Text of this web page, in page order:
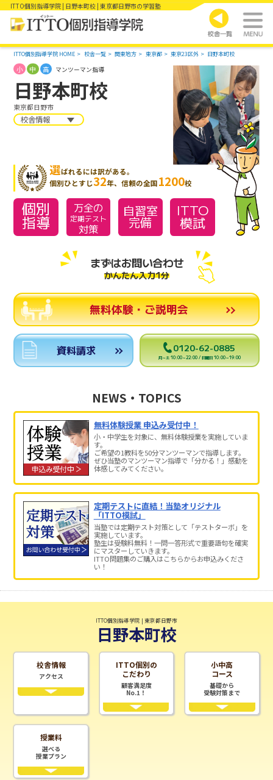
ITTO個別指導学院 | 日野本町校 | 東京都日野市の学習塾
ITTO個別指導学院 HOME 校舎一覧 関東地方 東京都 東京23区外 日野本町校
日野本町校
東京都日野市
小 中 高 マンツーマン指導
校舎情報
選ばれるには訳がある。
個別ひとすじ32年、信頼の全国1200校
個別
指導
万全の
定期テスト
対策
自習室
完備
ITTO
模試
まずはお問い合わせ
かんたん入力1分
無料体験・ご説明会
資料請求 0120-62-0885
月～土 10:00～22:00 / 日曜日 10:00～19:00
NEWS・TOPICS
無料体験授業 申込み受付中！
小・中学生を対象に、無料体験授業を実施していま
す。
ご希望の1教科を50分マンツーマンで指導します。
ぜひ当塾のマンツーマン指導で「分かる！」感動を
体感してみてください。
定期テストに直結！当塾オリジナル
「ITTO模試」
当塾では定期テスト対策として「テストターボ」を
実施しています。
塾生は受験料無料！一問一答形式で重要語句を確実
にマスターしていきます。
ITTO問題集のご購入はこちらからお申込みくださ
い！
ITTO個別指導学院 | 東京都日野市
日野本町校
校舎情報
アクセス
ITTO個別の
こだわり
顧客満足度
No.1！
小中高
コース
基礎から
受験対策まで
授業料
選べる
授業プラン